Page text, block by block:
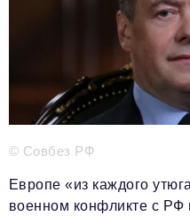
Электронные почты
Информационный отдел
info@business-
Отдел рекламы
reklama@business-
Отдел распространения/
podpiska@business-
partner@business-
© Совбез РФ
Европе «из каждого
военном конфликте с РФ